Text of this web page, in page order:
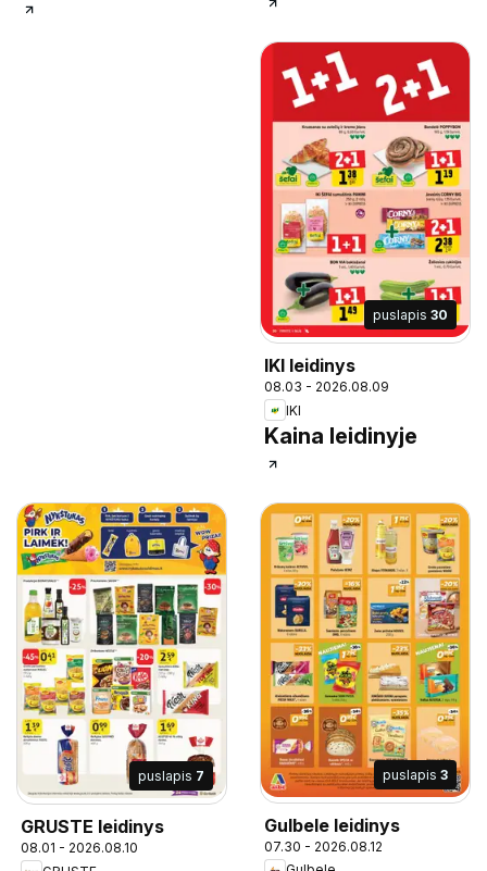
puslapis 30
IKI leidinys
08.03 - 2026.08.09
IKI
Kaina leidinyje
puslapis 7
GRUSTE leidinys
08.01 - 2026.08.10
puslapis 3
Gulbele leidinys
07.30 - 2026.08.12